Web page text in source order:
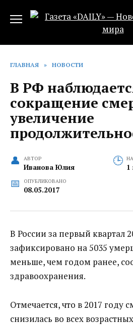
ГЛАВНАЯ » НОВОСТИ
В РФ
сокращение
увеличение
АВТОР
Иванова Юлия 1
ОПУБЛИКОВАНО
08.05.2017
В России за первый квартал
зафиксировано на 5035
меньше, чем годом ранее,
здравоохранения.
Отмечается, что в 2017 году
снизилась во всех